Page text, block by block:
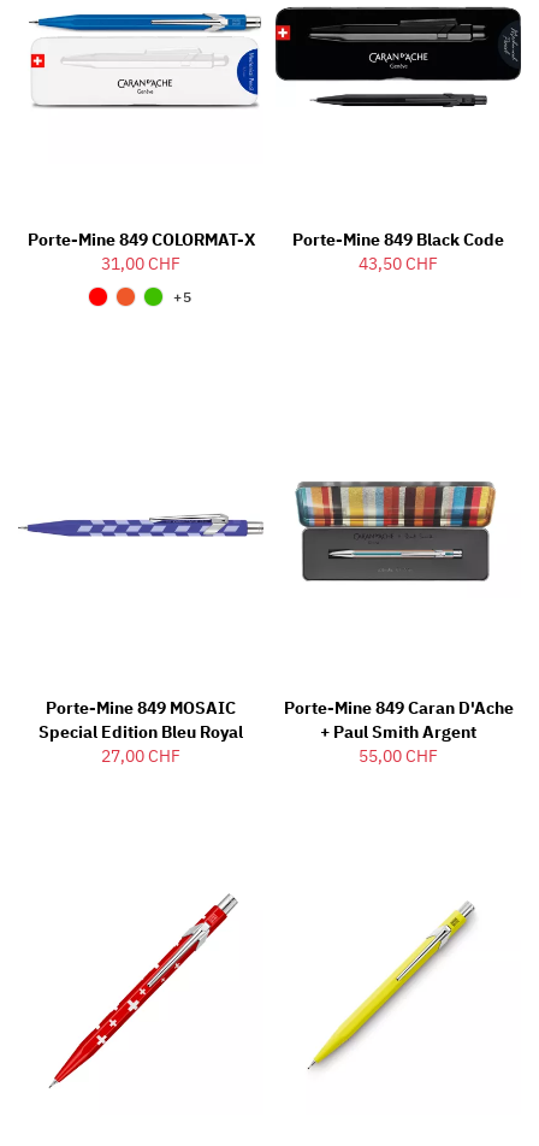
Porte-Mine 849 COLORMAT-X
31,00 CHF
+5
Porte-Mine 849 Black Code
43,50 CHF
Porte-Mine 849 MOSAIC
Special Edition Bleu Royal
27,00 CHF
Porte-Mine 849 Caran D'Ache
+ Paul Smith Argent
55,00 CHF